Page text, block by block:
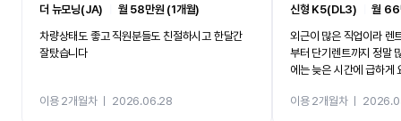
더 뉴모닝(JA)
월 58만원 (1개월)
차량상태도 좋고 직원분들도 친절하시고 한달간
잘탔습니다
이용 2개월차ㅣ 2026.06.28
신형 K5(DL3) ㅣ월 66
외근이 많은 직업이라 렌
부터 단기렌트까지 정말
에는 늦은 시간에 급하게
무엇보다 직원분들의 친
이용 2개월차ㅣ